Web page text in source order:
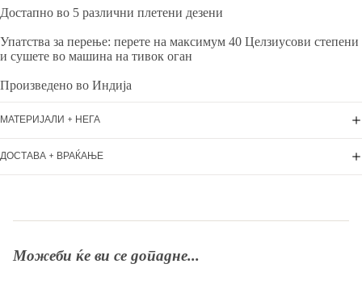
Достапно во 5 различни плетени дезени
Упатства за перење: перете на максимум 40 Целзиусови степени
и сушете во машина на тивок оган
Произведено во Индија
МАТЕРИЈАЛИ + НЕГА
ДОСТАВА + ВРАЌАЊЕ
Можеби ќе ви се допадне...